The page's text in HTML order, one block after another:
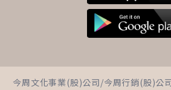
媳婦就該顧公
今周文化事業(股)公司/今周行銷(股)公